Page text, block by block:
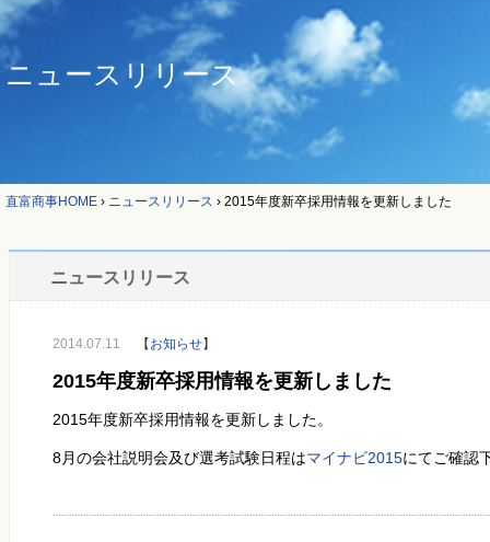
ニュースリリース
直富商事HOME › ニュースリリース › 2015年度新卒採用情報を更新しました
ニュースリリース
2014.07.11 【 お知らせ】
2015年度新卒採用情報を更新しました
2015年度新卒採用情報を更新しました。
8月の会社説明会及び選考試験日程はマイナビ2015にてご確認